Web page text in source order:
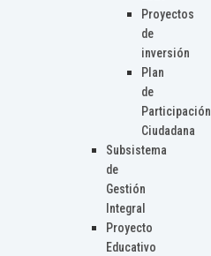
Proyectos
de
inversión
Plan
de
Participación
Ciudadana
Subsistema
de
Gestión
Integral
Proyecto
Educativo